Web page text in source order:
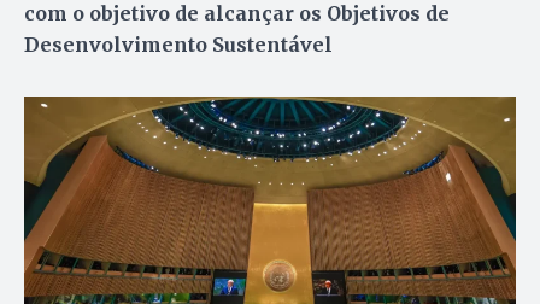
com o objetivo de alcançar os Objetivos de
Desenvolvimento Sustentável